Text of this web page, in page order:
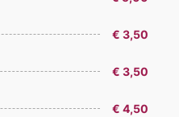
€ 3,50
€ 3,50
€ 4,50